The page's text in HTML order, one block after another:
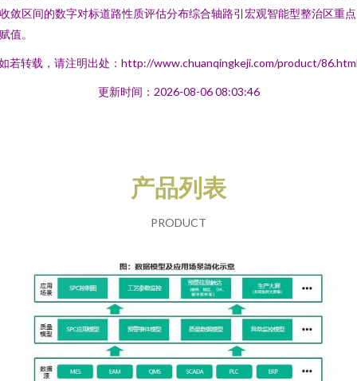
敛区间的数字对标道路性质评估分布综合轴路引宏观智能型整治区重
值。
若转载，请注明出处：http://www.chuanqingkeji.com/product/
更新时间：2026-08-06 08:03:46
产品列表
PRODUCT